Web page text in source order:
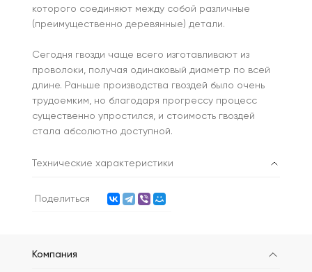
которого соединяют между собой различные
(преимущественно деревянные) детали.
Сегодня гвозди чаще всего изготавливают из
проволоки, получая одинаковый диаметр по всей
длине. Раньше производства гвоздей было очень
трудоемким, но благодаря прогрессу процесс
существенно упростился, и стоимость гвоздей
стала абсолютно доступной.
Технические характеристики
Поделиться
Компания